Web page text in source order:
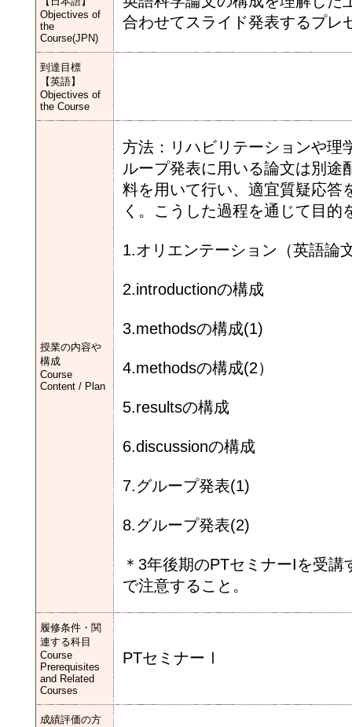
Objectives of
the
Course(JPN)
合わせてスライド発表するプレ
到達目標
【英語】
Objectives of
the Course
授業の内容や
構成
Course
Content / Plan
方法：リハビリテーションや理
ループ発表に用いる論文は別途
料を用いて行い、適宜質疑応答
く。こうした過程を通じて目
1.オリエンテーション（英語論
2.introductionの構成
3.methodsの構成(1)
4.methodsの構成(2）
5.resultsの構成
6.discussionの構成
7.グループ発表(1)
8.グループ発表(2)
＊3年後期のPTセミナーIを受
で注意すること。
履修条件・関
連する科目
Course
Prerequisites
and Related
Courses
PTセミナーⅠ
成績評価の方